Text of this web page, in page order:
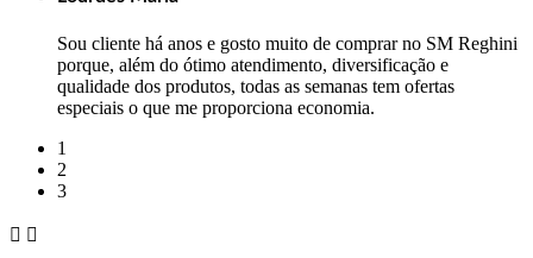
Sou cliente há anos e gosto muito de comprar no SM Reghini
porque, além do ótimo atendimento, diversificação e
qualidade dos produtos, todas as semanas tem ofertas
especiais o que me proporciona economia.
1
2
3
 